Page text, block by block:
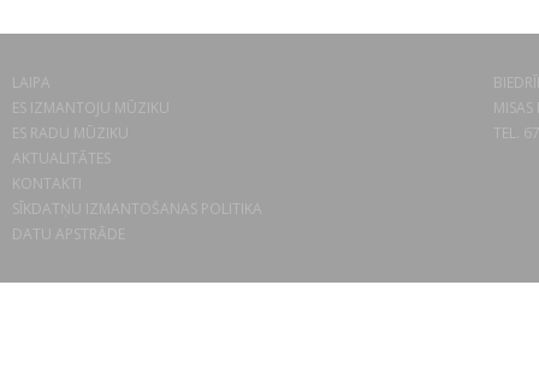
LAIPA
ES IZMANTOJU MŪZIKU
ES RADU MŪZIKU
AKTUALITĀTES
KONTAKTI
SĪKDATŅU IZMANTOŠANAS POLITIKA
DATU APSTRĀDE
TEL.